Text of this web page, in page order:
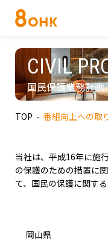
会社概要
企業理念
人権方針・コンプライア
サービスエリア・中継局
杜の街本社
プレスリリース
放送・イベント
KURUN HALL
OHKハウジング
SDGs・社会貢献
お問い合わせ
CIVIL
国民保護業務計画
TOP 番組向上への取
当社は、平成16年に施
の保護のための措置に
て、国民の保護に関す
岡山県